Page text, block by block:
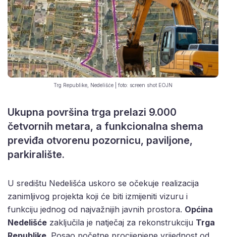
Trg Republike, Nedelišće | foto: screen shot EOJN
Ukupna površina trga prelazi 9.000
četvornih metara, a funkcionalna shema
previđa otvorenu pozornicu, paviljone,
parkiralište.
U središtu Nedelišća uskoro se očekuje realizacija
zanimljivog projekta koji će biti izmijeniti vizuru i
funkciju jednog od najvažnijih javnih prostora. Općina
Nedelišće zaključila je natječaj za rekonstrukciju Trga